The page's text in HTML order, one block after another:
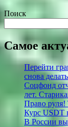
Поиск
Самое
Перейти
снова
Соцфонд
лет.
Право руля!
Курс USDT
В России